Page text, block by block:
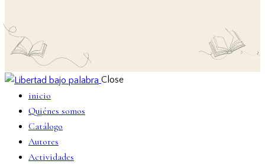
Close
inicio
Quiénes somos
Catálogo
Autores
Actividades